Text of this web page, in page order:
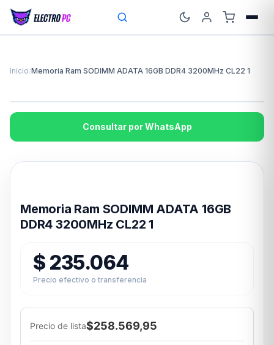
Inicio/Memoria Ram SODIMM ADATA 16GB DDR4 3200MHz CL22 1
Consultar por WhatsApp
Memoria Ram SODIMM ADATA 16GB
DDR4 3200MHz CL22 1
$ 235.064
Precio efectivo o transferencia
Precio de lista$258.569,95